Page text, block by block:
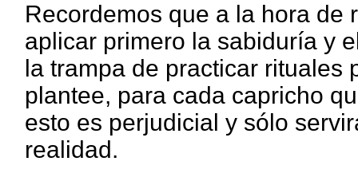
Recordemos que a la hora de
aplicar primero la sabiduría y
la trampa de practicar rituales
plantee, para cada capricho
esto es perjudicial y sólo
realidad.